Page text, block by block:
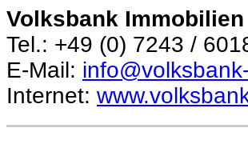
Volksbank Immobilien
Tel.: +49 (0) 7243 /
E-Mail:
Internet: